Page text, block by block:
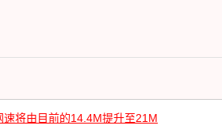
将由目前的14.4M提升至21M